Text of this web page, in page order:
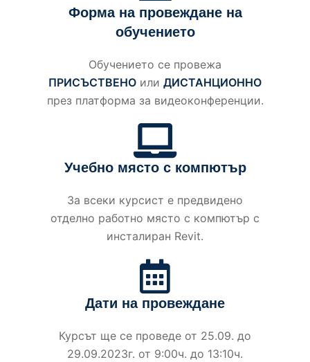
Форма на провеждане на
обучението
Обучението се провежа
ПРИСЪСТВЕНО или ДИСТАНЦИОННО
през платформа за видеоконференции.
Учебно място с компютър
За всеки курсист е предвидено
отделно работно място с компютър с
инсталиран Revit.
Дати на провеждане
Курсът ще се проведе от 25.09. до
29.09.2023г. от 9:00ч. до 13:10ч.